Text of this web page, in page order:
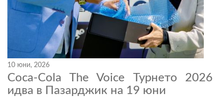
10 юни, 2026
Coca-Cola The Voice Турнето 2026
идва в Пазарджик на 19 юни